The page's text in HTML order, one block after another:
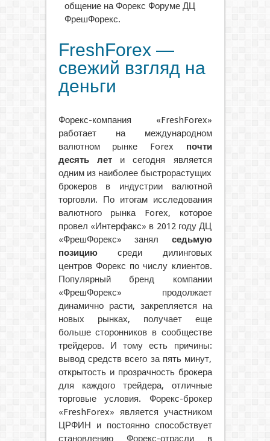
общение на Форекс Форуме ДЦ
ФрешФорекс.
FreshForex —
свежий взгляд на
деньги
Форекс-компания «FreshForex»
работает на международном
валютном рынке Forex почти
десять лети сегодня является
одним из наиболее быстрорастущих
брокеров в индустрии валютной
торговли. По итогам исследования
валютного рынка Forex, которое
провел «Интерфакс» в 2012 году ДЦ
«ФрешФорекс» занял седьмую
позициюсреди дилинговых
центров Форекс по числу клиентов.
Популярный бренд компании
«ФрешФорекс» продолжает
динамично расти, закрепляется на
новых рынках, получает еще
больше сторонников в сообществе
трейдеров. И тому есть причины:
вывод средств всего за пять минут,
открытость и прозрачность брокера
для каждого трейдера, отличные
торговые условия. Форекс-брокер
«FreshForex» является участником
ЦРФИН и постоянно способствует
становлению Форекс-отрасли в